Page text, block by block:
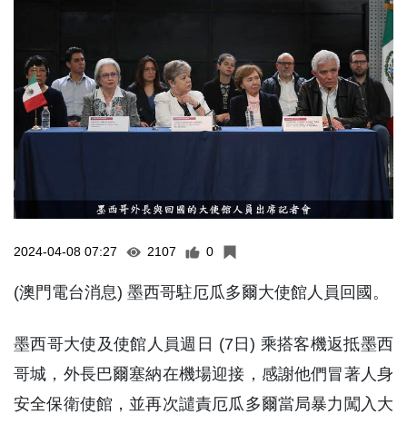
2024-04-08 07:27 2107 0
(澳門電台消息) 墨西哥駐厄瓜多爾大使館人員回國。
墨西哥大使及使館人員週日 (7日) 乘搭客機返抵墨西
哥城，外長巴爾塞納在機場迎接，感謝他們冒著人身
安全保衛使館，並再次譴責厄瓜多爾當局暴力闖入大